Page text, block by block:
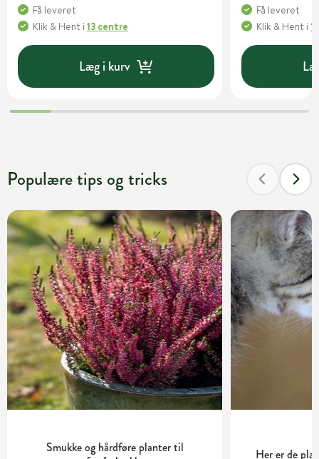
Få leveret
Klik & Hent i 13 centre
Læg i kurv
Få leveret
Klik & Hent i
Populære tips og tricks
Smukke og hårdføre planter til
Her er de